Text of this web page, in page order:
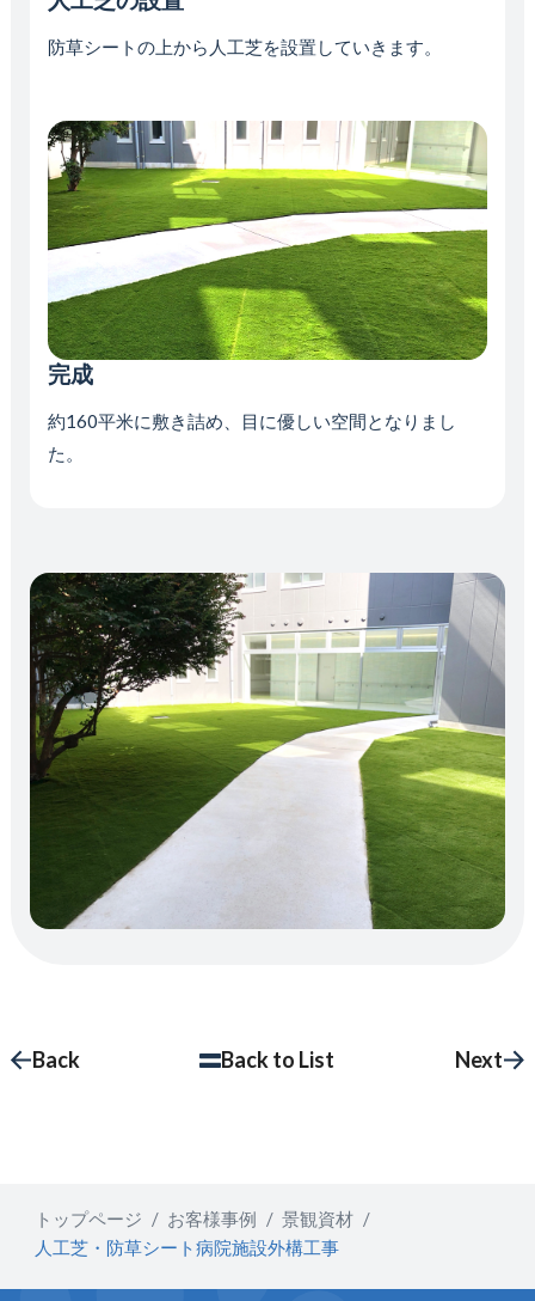
防草シートの上から人工芝を設置していきます。
完成
約160平米に敷き詰め、目に優しい空間となりまし
た。
Back Back to List Next
トップページ お客様事例
景観資材
人工芝・防草シート病院施設外構工事